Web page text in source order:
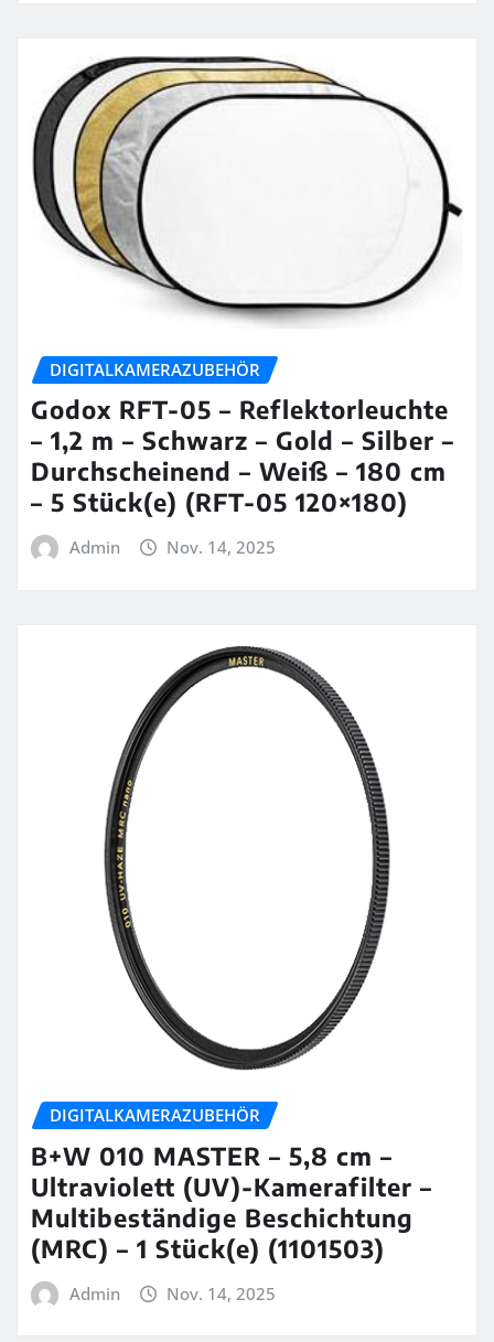
DIGITALKAMERAZUBEHÖR
Godox RFT-05 – Reflektorleuchte
– 1,2 m – Schwarz – Gold – Silber –
Durchscheinend – Weiß – 180 cm
– 5 Stück(e) (RFT-05 120×180)
Admin Nov. 14, 2025
DIGITALKAMERAZUBEHÖR
B+W 010 MASTER – 5,8 cm –
Ultraviolett (UV)-Kamerafilter –
Multibeständige Beschichtung
(MRC) – 1 Stück(e) (1101503)
Admin Nov. 14, 2025